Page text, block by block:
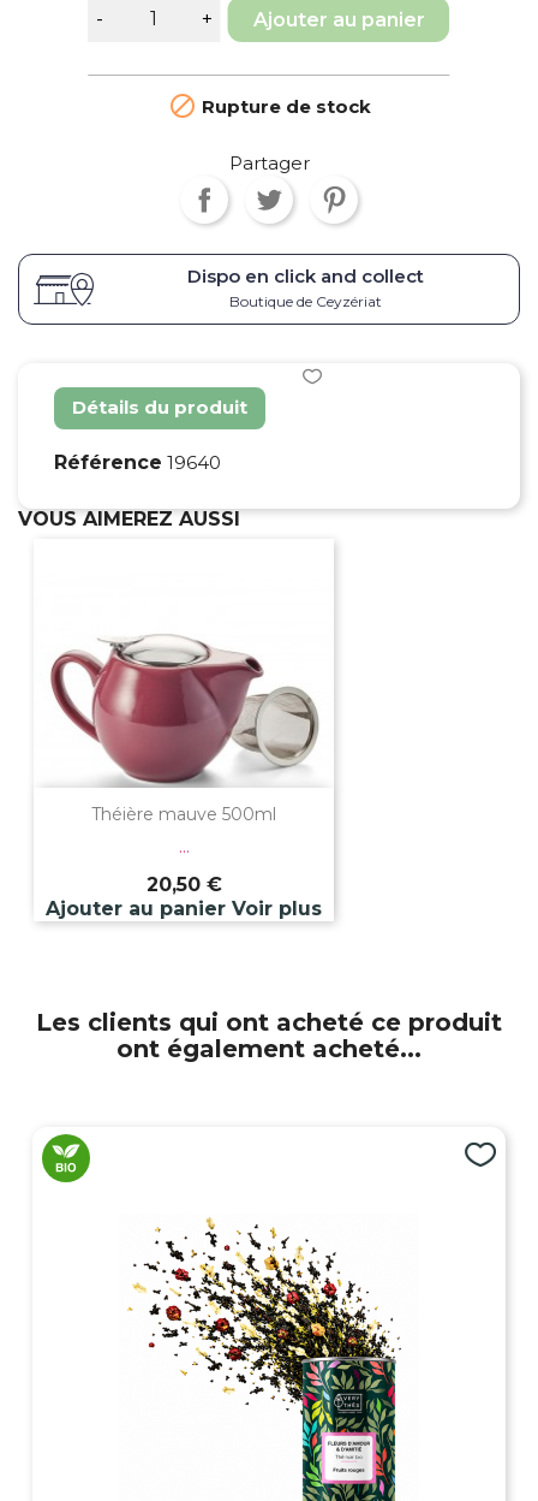
Ajouter au panier
 Rupture de stock
Partager
Dispo en click and collect
Boutique de Ceyzériat
Détails du produit
Référence 19640
VOUS AIMEREZ AUSSI
Théière mauve 500ml
...
20,50 €
Ajouter au panier Voir plus
Les clients qui ont acheté ce produit
ont également acheté...